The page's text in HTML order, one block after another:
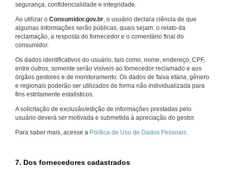
segurança, confidencialidade e integridade.
Ao utilizar o Consumidor.gov.br , o usuário declara ciência de que
algumas informações serão públicas, quais sejam: o relato da
reclamação, a resposta do fornecedor e o comentário final do
consumidor.
Os dados identificativos do usuário, tais como, nome, endereço, CPF,
entre outros, somente serão visíveis ao fornecedor reclamado e aos
órgãos gestores e de monitoramento. Os dados de faixa etária, gênero
e regionais poderão ser utilizados de forma não individualizada para
fins estritamente estatísticos.
A solicitação de exclusão/edição de informações prestadas pelo
usuário deverá ser motivada e submetida à apreciação do gestor.
Para saber mais, acesse a Política de Uso de Dados Pessoais.
7. Dos fornecedores cadastrados